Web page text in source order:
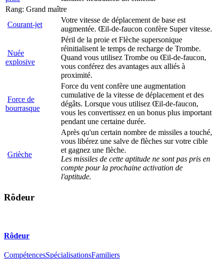
Rang: Grand maître
Courant-jet
Votre vitesse de déplacement de base est
augmentée. Œil-de-faucon confère Super vitesse.
Nuée
explosive
Péril de la proie et Flèche supersonique
réinitialisent le temps de recharge de Trombe.
Quand vous utilisez Trombe ou Œil-de-faucon,
vous conférez des avantages aux alliés à
proximité.
Force de
bourrasque
Force du vent confère une augmentation
cumulative de la vitesse de déplacement et des
dégâts. Lorsque vous utilisez Œil-de-faucon,
vous les convertissez en un bonus plus important
pendant une certaine durée.
Grièche
Après qu'un certain nombre de missiles a touché,
vous libérez une salve de flèches sur votre cible
et gagnez une flèche.
Les missiles de cette aptitude ne sont pas pris en
compte pour la prochaine activation de
l'aptitude.
Rôdeur
Rôdeur
CompétencesSpécialisationsFamiliers